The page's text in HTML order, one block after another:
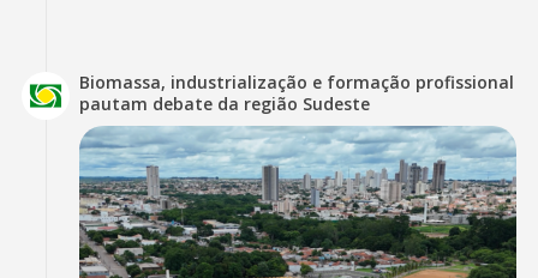
Biomassa, industrialização e formação profissional
pautam debate da região Sudeste